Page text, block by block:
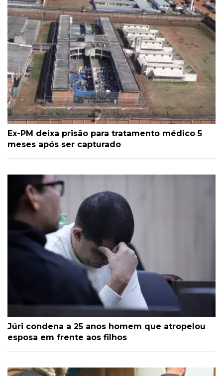
Ex-PM deixa prisão para tratamento médico 5
meses após ser capturado
Júri condena a 25 anos homem que atropelou
esposa em frente aos filhos